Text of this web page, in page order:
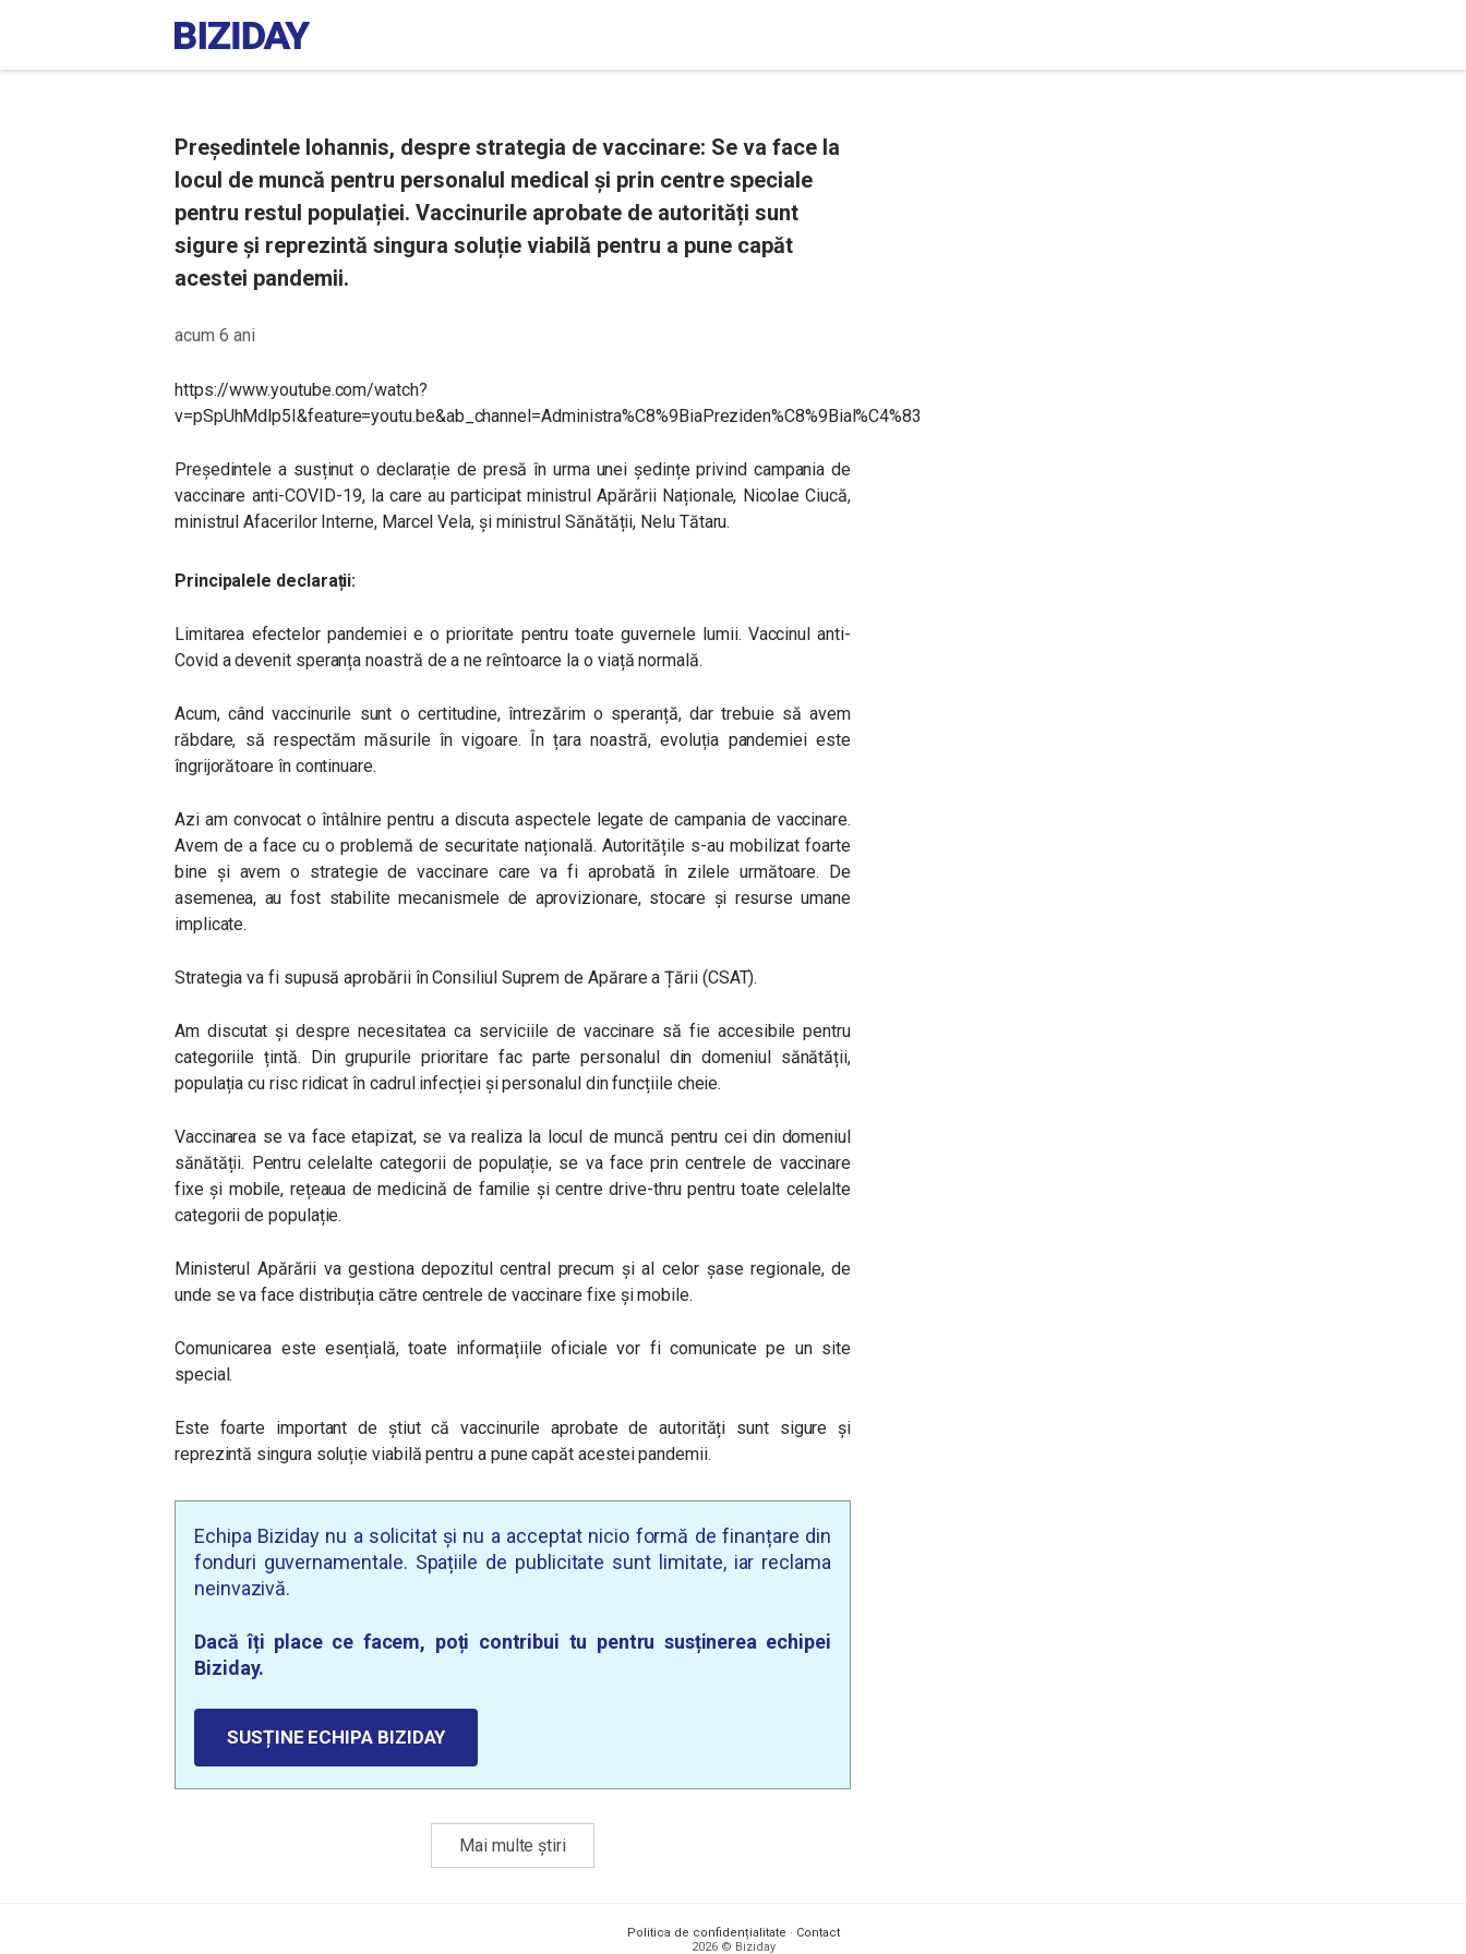
Președintele Iohannis, despre strategia de vaccinare: Se va face la
locul de muncă pentru personalul medical și prin centre speciale
pentru restul populației. Vaccinurile aprobate de autorități sunt
sigure și reprezintă singura soluție viabilă pentru a pune capăt
acestei pandemii.
acum 6 ani
https://www.youtube.com/watch?
v=pSpUhMdlp5I&feature=youtu.be&ab_channel=Administra%C8%9BiaPreziden%C8%9Bial%C4%83
Președintele a susținut o declarație de presă în urma unei ședințeprivind campania de
vaccinare anti-COVID-19, la care au participat ministrul Apărării Naționale, Nicolae Ciucă,
ministrul Afacerilor Interne, Marcel Vela, și ministrul Sănătății, Nelu Tătaru.
Principalele declarații:
Limitarea efectelor pandemiei e o prioritate pentru toate guvernele lumii. Vaccinul anti-
Covid a devenit speranța noastră de a ne reîntoarce la o viață normală.
Acum, când vaccinurile sunt o certitudine, întrezărim o speranță, dar trebuie să avem
răbdare, să respectăm măsurile în vigoare. În țara noastră, evoluția pandemiei este
îngrijorătoare în continuare.
Azi am convocat o întâlnire pentru a discuta aspectele legate de campania de vaccinare.
Avem de a face cu o problemă de securitate națională. Autoritățile s-au mobilizat foarte
bine și avem o strategie de vaccinare care va fi aprobată în zilele următoare. De
asemenea, au fost stabilite mecanismele de aprovizionare, stocare și resurse umane
implicate.
Strategia va fi supusă aprobării în Consiliul Suprem de Apărare a Țării (CSAT).
Am discutat și despre necesitatea ca serviciile de vaccinare să fie accesibile pentru
categoriile țintă. Din grupurile prioritare fac parte personalul din domeniul sănătății,
populația cu risc ridicat în cadrul infecției și personalul din funcțiile cheie.
Vaccinarea se va face etapizat, se va realiza la locul de muncă pentru cei din domeniul
sănătății. Pentru celelalte categorii de populație, se va face prin centrele de vaccinare
fixe și mobile, rețeaua de medicină de familie și centre drive-thru pentru toate celelalte
categorii de populație.
Ministerul Apărării va gestiona depozitul central precum și al celor șase regionale, de
unde se va face distribuția către centrele de vaccinare fixe și mobile.
Comunicarea este esențială, toate informațiile oficiale vor fi comunicate pe un site
special.
Este foarte important de știut că vaccinurile aprobate de autorități sunt sigure și
reprezintă singura soluție viabilă pentru a pune capăt acestei pandemii.
Echipa Biziday nu a solicitat și nu a acceptat nicio formă de finanțare din
fonduri guvernamentale. Spațiile de publicitate sunt limitate, iar reclama
neinvazivă.
Dacă îți place ce facem, poți contribui tu pentru susținerea echipei
Biziday.
SUSȚINE ECHIPA BIZIDAY
Mai multe știri
Politica de confidențialitate · Contact
2026 © Biziday